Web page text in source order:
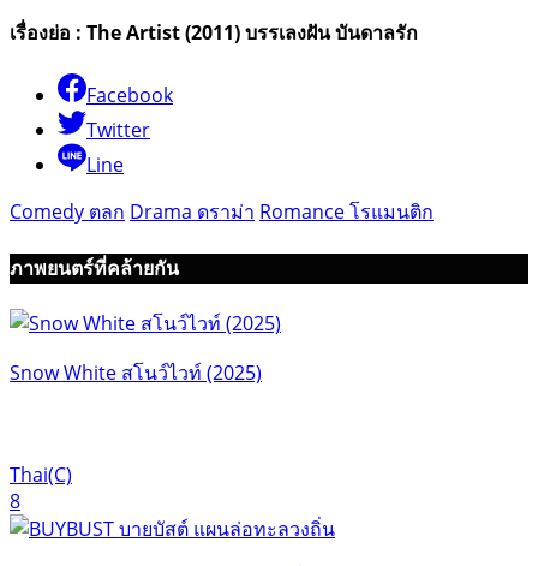
เรื่องย่อ : The Artist (2011) บรรเลงฝัน บันดาลรัก
Facebook
Twitter
Line
Comedy ตลก Drama ดราม่า Romance โรแมนติก
ภาพยนตร์ที่คล้ายกัน
Snow White สโนว์ไวท์ (2025)
Thai(C)
8